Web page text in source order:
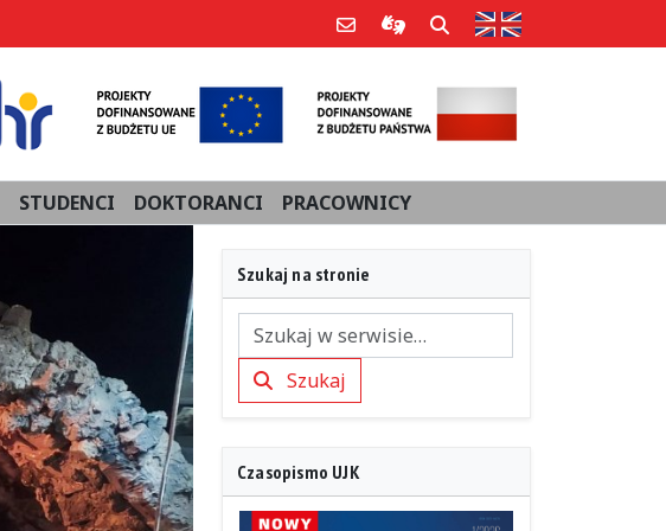
Poczta e-mailInformacje dla użytkowników
Szukaj Strona w języku
STUDENCI DOKTORANCI PRACOWNICY
Szukaj na stronie
SzukajSzukaj
Czasopismo UJK